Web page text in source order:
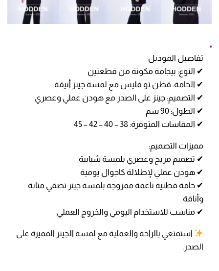
تفاصيل الموديل
✔ النوع: بيجامة مكونة من قطعتين
✔ الخامة: قطن تو فليس مع لمسة جينز أنيقة
✔ التصميم: جينز على الصدر مع هودن عملي وعصري
✔ الطول: 90 سم
✔ المقاسات المتوفرة: 38 – 40 – 42 – 45
مميزات التصميم:
✔ تصميم مريح وعصري بلمسة شبابية
✔ هودن عملي لإطلالة كاجوال يومية
✔ خامة قطنية ناعمة ممزوجة بلمسة جينز تضفي متانة
وأناقة
✔ مناسب للاستخدام اليومي والخروج العملي
استمتعي بالراحة والعملية مع لمسة الجينز المميزة على
الصدر.